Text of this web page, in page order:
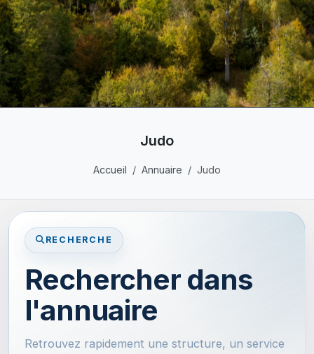
Judo
Accueil Annuaire Judo
RECHERCHE
Rechercher dans
l'annuaire
Retrouvez rapidement une structure, un service